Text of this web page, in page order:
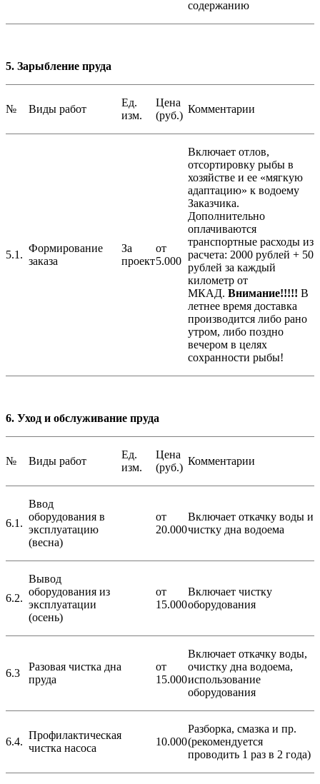
содержанию
5. Зарыбление пруда
№ Виды работ
Ед.
изм.
Цена
(руб.)
Комментарии
5.1.
Формирование
заказа
За
проект
от
5.000
Включает отлов,
отсортировку рыбы в
хозяйстве и ее «мягкую
адаптацию» к водоему
Заказчика.
Дополнительно
оплачиваются
транспортные расходы из
расчета: 2000 рублей + 50
рублей за каждый
километр от
МКАД. Внимание!!!!! В
летнее время доставка
производится либо рано
утром, либо поздно
вечером в целях
сохранности рыбы!
6. Уход и обслуживание пруда
№ Виды работ
Ед.
изм.
Цена
(руб.)
Комментарии
6.1.
Ввод
оборудования в
эксплуатацию
(весна)
от
20.000
Включает откачку воды и
чистку дна водоема
6.2.
Вывод
оборудования из
эксплуатации
(осень)
от
15.000
Включает чистку
оборудования
6.3
Разовая чистка дна
пруда
от
15.000
Включает откачку воды,
очистку дна водоема,
использование
оборудования
6.4.
Профилактическая
чистка насоса
10.000
Разборка, смазка и пр.
(рекомендуется
проводить 1 раз в 2 года)